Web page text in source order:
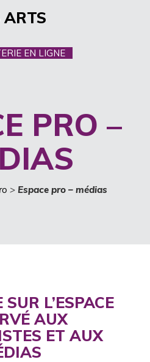
ARTS
EN LIGNE
PRO –
> Espace pro – médias
L’ESPACE
AUX
ET AUX